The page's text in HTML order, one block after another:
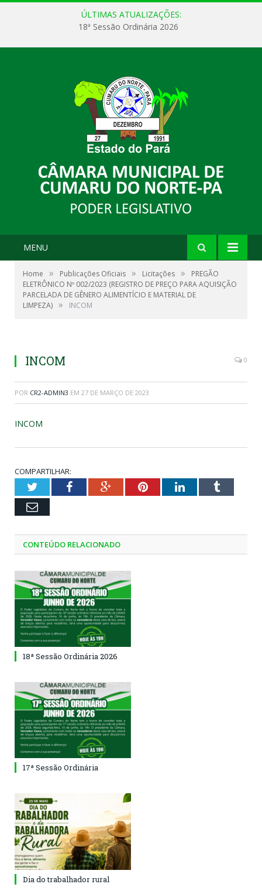
ÚLTIMAS ATUALIZAÇÕES:
18ª Sessão Ordinária 2026
MENU
Home » Publicações Oficiais » Licitações »
PREGÃO
ELETRÔNICO Nº 002/2023 (REGISTRO DE PREÇO PARA AQUISIÇÃO
PARCELADA DE GÊNERO ALIMENTÍCIO E MATERIAL DE
LIMPEZA) » INCOM
INCOM 0
POR CR2-ADMIN3 EM 27 DE MARÇO DE 2023
INCOM
COMPARTILHAR:
TwitterFacebookGoogle+PinterestLinkedInTumblr
Email
CONTEÚDO RELACIONADO
18ª Sessão Ordinária 2026
17ª Sessão Ordinária
Dia do trabalhador rural